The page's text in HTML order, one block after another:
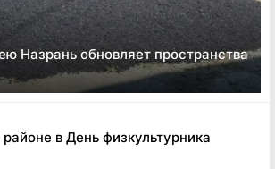
Назрань обновляет пространства
в День физкультурника